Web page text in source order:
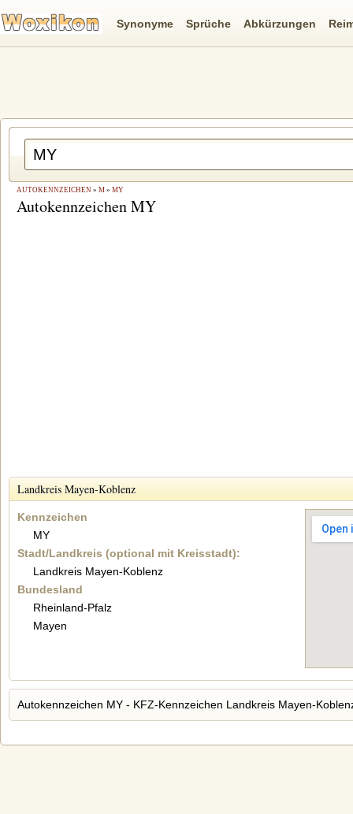
AUTOKENNZEICHEN » M » MY
Autokennzeichen MY
Landkreis Mayen-Koblenz
Kennzeichen
MY
Stadt/Landkreis (optional mit Kreisstadt):
Landkreis Mayen-Koblenz
Bundesland
Rheinland-Pfalz
Mayen
Autokennzeichen MY - KFZ-Kennzeichen Landkreis Mayen-
Synonyme Sprüche Abkürzungen